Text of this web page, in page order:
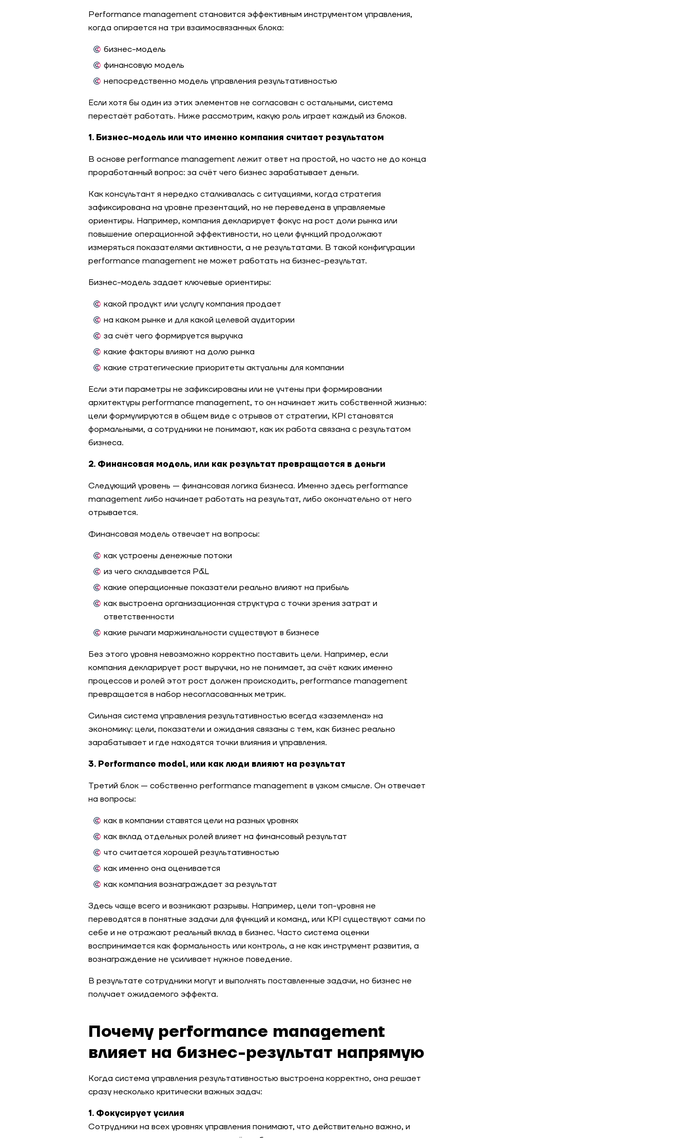
Рerformance management становится эффективным инструментом управления,
когда опирается на три взаимосвязанных блока:
бизнес-модель
финансовую модель
непосредственно модель управления результативностью
Если хотя бы один из этих элементов не согласован с остальными, система
перестаёт работать. Ниже рассмотрим, какую роль играет каждый из блоков.
1. Бизнес-модель или что именно компания считает результатом
В основе performance management лежит ответ на простой, но часто не до конца
проработанный вопрос: за счёт чего бизнес зарабатывает деньги.
Как консультант я нередко сталкивалась с ситуациями, когда стратегия
зафиксирована на уровне презентаций, но не переведена в управляемые
ориентиры. Например, компания декларирует фокус на рост доли рынка или
повышение операционной эффективности, но цели функций продолжают
измеряться показателями активности, а не результатами. В такой конфигурации
performance management не может работать на бизнес-результат.
Бизнес-модель задает ключевые ориентиры:
какой продукт или услугу компания продает
на каком рынке и для какой целевой аудитории
за счёт чего формируется выручка
какие факторы влияют на долю рынка
какие стратегические приоритеты актуальны для компании
Если эти параметры не зафиксированы или не учтены при формировании
архитектуры performance management, то он начинает жить собственной жизнью:
цели формулируются в общем виде с отрывов от стратегии, KPI становятся
формальными, а сотрудники не понимают, как их работа связана с результатом
бизнеса.
2. Финансовая модель, или как результат превращается в деньги
Следующий уровень — финансовая логика бизнеса. Именно здесь performance
management либо начинает работать на результат, либо окончательно от него
отрывается.
Финансовая модель отвечает на вопросы:
как устроены денежные потоки
из чего складывается P&L
какие операционные показатели реально влияют на прибыль
как выстроена организационная структура с точки зрения затрат и
ответственности
какие рычаги маржинальности существуют в бизнесе
Без этого уровня невозможно корректно поставить цели. Например, если
компания декларирует рост выручки, но не понимает, за счёт каких именно
процессов и ролей этот рост должен происходить, performance management
превращается в набор несогласованных метрик.
Сильная система управления результативностью всегда «заземлена» на
экономику: цели, показатели и ожидания связаны с тем, как бизнес реально
зарабатывает и где находятся точки влияния и управления.
3. Performance model, или как люди влияют на результат
Третий блок — собственно performance management в узком смысле. Он отвечает
на вопросы:
как в компании ставятся цели на разных уровнях
как вклад отдельных ролей влияет на финансовый результат
что считается хорошей результативностью
как именно она оценивается
как компания вознаграждает за результат
Здесь чаще всего и возникают разрывы. Например, цели топ-уровня не
переводятся в понятные задачи для функций и команд, или KPI существуют сами по
себе и не отражают реальный вклад в бизнес. Часто система оценки
воспринимается как формальность или контроль, а не как инструмент развития, а
вознаграждение не усиливает нужное поведение.
В результате сотрудники могут и выполнять поставленные задачи, но бизнес не
получает ожидаемого эффекта.
Почему performance management
влияет на бизнес-результат напрямую
Когда система управления результативностью выстроена корректно, она решает
сразу несколько критически важных задач:
1. Фокусирует усилия
Сотрудники на всех уровнях управления понимают, что действительно важно, и